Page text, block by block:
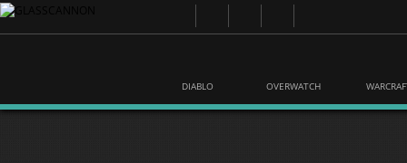
DIABLO OVERWATCH